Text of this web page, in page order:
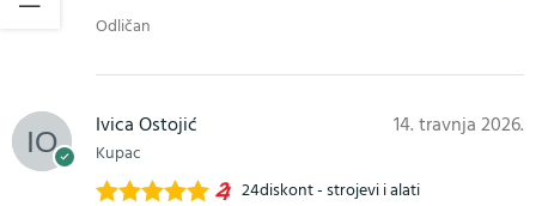
5od 5
Odličan
Ivica Ostojić
Kupac
14. travnja 2026.
24diskont - strojevi i alati